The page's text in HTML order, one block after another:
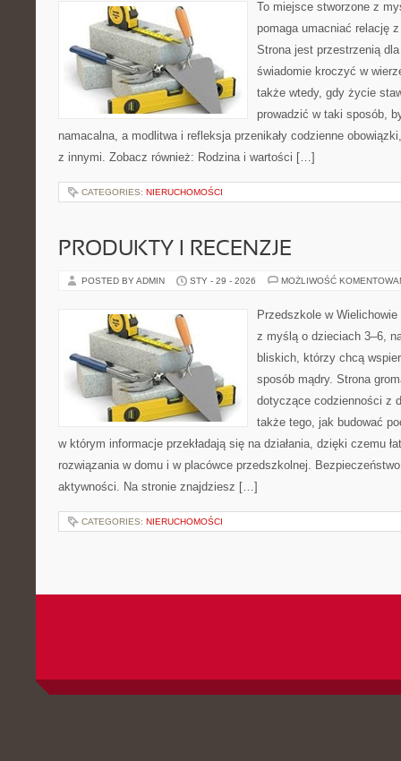
To miejsce stworzone z
pomaga umacniać relację
Strona jest przestrzenią
świadomie kroczyć w
także wtedy, gdy życie
prowadzić w taki sposób,
namacalna, a modlitwa i refleksja przenikały codzienne
z innymi. Zobacz również: Rodzina i wartości […]
CATEGORIES: NIERUCHOMOŚCI
PRODUKTY I RECENZJE
POSTED BY ADMIN STY - 29 - 2026 MOŻLIWOŚĆ
Przedszkole w
z myślą o dzieciach 3–6,
bliskich, którzy chcą
sposób mądry. Strona
dotyczące codzienności z
także tego, jak budować
w którym informacje przekładają się na działania, dzięki czemu
rozwiązania w domu i w placówce przedszkolnej.
aktywności. Na stronie znajdziesz […]
CATEGORIES: NIERUCHOMOŚCI